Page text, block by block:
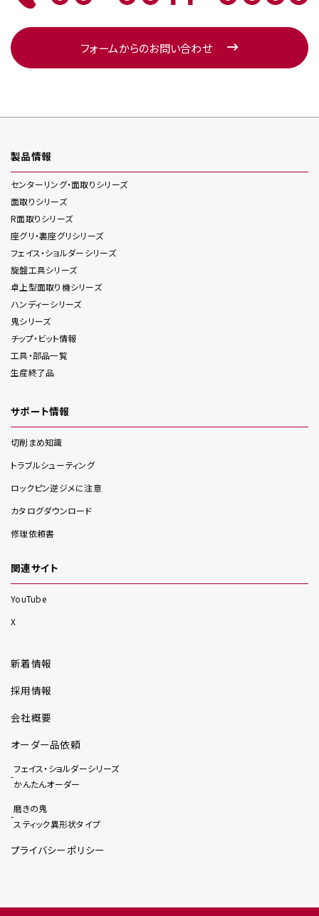
フォームからのお問い合わせ
製品情報
センターリング・面取りシリーズ
面取りシリーズ
R面取りシリーズ
座グリ・裏座グリシリーズ
フェイス・ショルダーシリーズ
旋盤工具シリーズ
卓上型面取り機シリーズ
ハンディーシリーズ
鬼シリーズ
チップ・ビット情報
工具・部品一覧
生産終了品
サポート情報
切削まめ知識
トラブルシューティング
ロックピン逆ジメに注意
カタログダウンロード
修理依頼書
関連サイト
YouTube
X
新着情報
採用情報
会社概要
オーダー品依頼
フェイス・ショルダーシリーズ
かんたんオーダー
磨きの鬼
スティック異形状タイプ
プライバシーポリシー